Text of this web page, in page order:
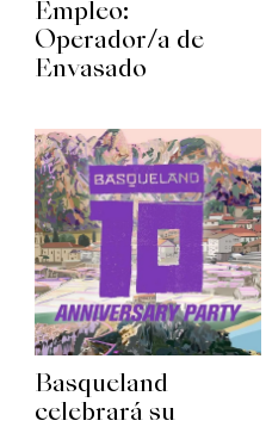
Empleo:
Operador/a de
Envasado
Basqueland
celebrará su